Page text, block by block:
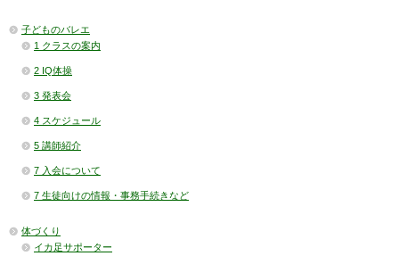
子どものバレエ
1 クラスの案内
2 IQ体操
3 発表会
4 スケジュール
5 講師紹介
7 入会について
7 生徒向けの情報・事務手続きなど
体づくり
イカ足サポーター